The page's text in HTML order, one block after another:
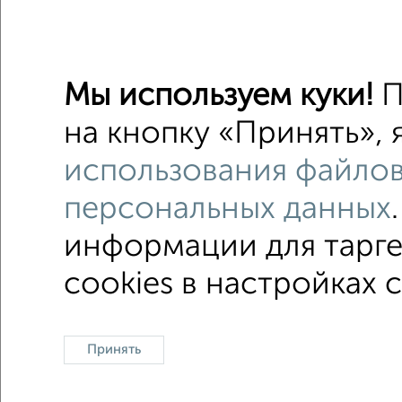
Со
Можно с
не
В
Контакты
Мы используем куки!
на кнопку «Принять»,
использования
персональных данных
информации для
cookies в настройках
Принять